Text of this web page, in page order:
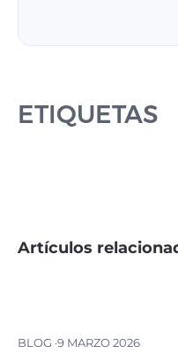
ETIQUETAS
Artículos
BLOG ·9 MARZO 2026